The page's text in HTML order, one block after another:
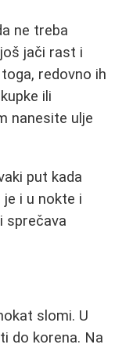
ne treba
jači rast i
redovno ih
ili
nanesite ulje
put kada
i u nokte i
sprečava
slomi. U
do korena. Na